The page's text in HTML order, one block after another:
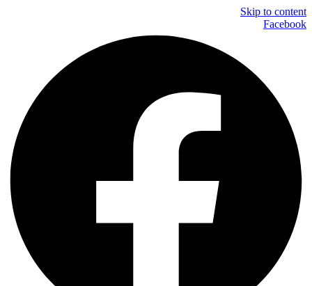
Skip to content
Facebook